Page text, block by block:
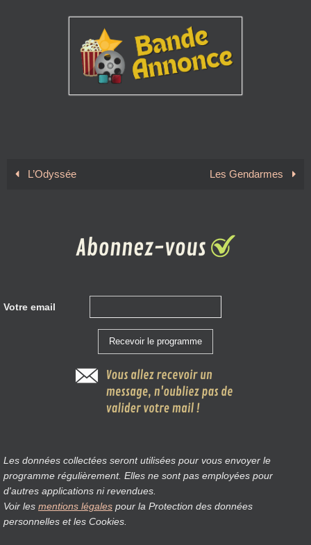
L’Odyssée Les Gendarmes
Votre email
Les données collectées seront utilisées pour vous envoyer le
programme régulièrement. Elles ne sont pas employées pour
d'autres applications ni revendues.
Voir les mentions légales pour la Protection des données
personnelles et les Cookies.